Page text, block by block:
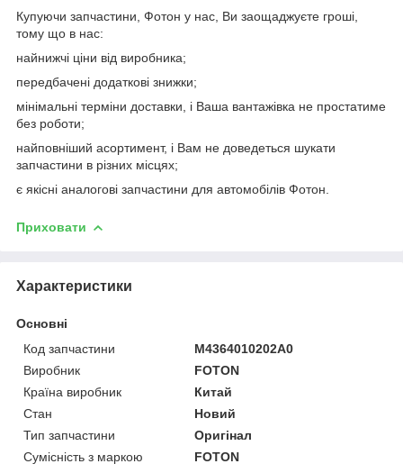
Купуючи запчастини, Фотон у нас, Ви заощаджуєте гроші,
тому що в нас:
найнижчі ціни від виробника;
передбачені додаткові знижки;
мінімальні терміни доставки, і Ваша вантажівка не простатиме
без роботи;
найповніший асортимент, і Вам не доведеться шукати
запчастини в різних місцях;
є якісні аналогові запчастини для автомобілів Фотон.
Приховати
Характеристики
Основні
Код запчастини
M4364010202A0
Виробник
FOTON
Країна виробник
Китай
Стан
Новий
Тип запчастини
Оригінал
Сумісність з маркою
FOTON